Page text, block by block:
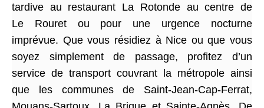
tardive au restaurant La Rotonde au centre de
Le Rouret ou pour une urgence nocturne
imprévue. Que vous résidiez à Nice ou que vous
soyez simplement de passage, profitez d’un
service de transport couvrant la métropole ainsi
que les communes de Saint-Jean-Cap-Ferrat,